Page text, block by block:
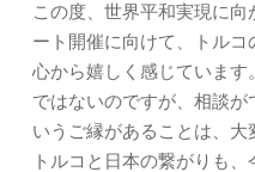
この度、世界平和実現に
ート開催に向けて、トルコ
心から嬉しく感じていま
ではないのですが、相談
いうご縁があることは、大
トルコと日本の繋がりも